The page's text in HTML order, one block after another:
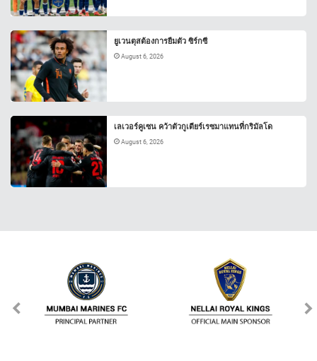
ยูเวนตุสต้องการยืมตัว ซิร์กซี
August 6, 2026
เลเวอร์คูเซน คว้าตัวกูเตียร์เรซมาแทนที่กริมัลโด
August 6, 2026